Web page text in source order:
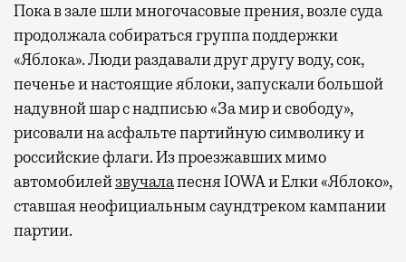
Пока в зале шли многочасовые прения, возле суда
продолжала собираться группа поддержки
«Яблока». Люди раздавали друг другу воду, сок,
печенье и настоящие яблоки, запускали большой
надувной шар с надписью «За мир и свободу»,
рисовали на асфальте партийную символику и
российские флаги. Из проезжавших мимо
автомобилейзвучалапесня IOWA и Елки «Яблоко»,
ставшая неофициальным саундтреком кампании
партии.